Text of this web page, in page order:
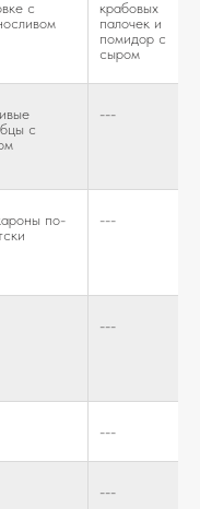
с
крабовых
палочек и
помидор с
сыром
с
---
по-
---
---
---
---